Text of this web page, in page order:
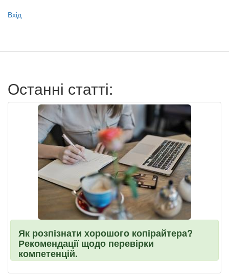
Меню
записи
Вхід
Останні статті:
Як розпізнати хорошого копірайтера?
Рекомендації щодо перевірки
компетенцій.